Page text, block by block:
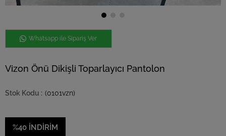
Whatsapp ile Sipariş Ver
Vizon Önü Dikişli Toparlayıcı Pantolon
(0101vzn)
%40 İNDIRIM